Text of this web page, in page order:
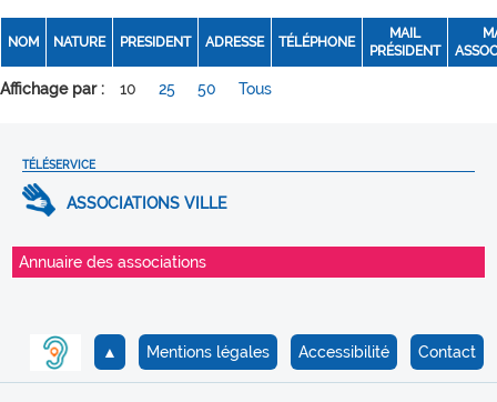
NOM NATURE PRESIDENT ADRESSE TÉLÉPHONE
MAIL
PRÉSIDENT
Affichage par : 10 25 50 Tous
TÉLÉSERVICE
ASSOCIATIONS VILLE
Annuaire des associations
Contact
Accessibilité
Mentions légales
▲